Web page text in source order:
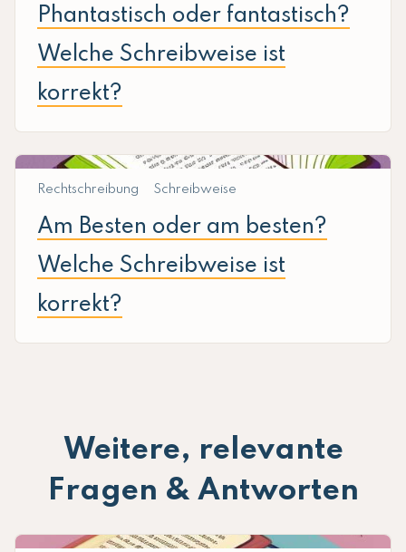
Phantastisch oder fantastisch?
Welche Schreibweise ist
korrekt?
Rechtschreibung Schreibweise
Am Besten oder am besten?
Welche Schreibweise ist
korrekt?
Weitere, relevante
Fragen & Antworten